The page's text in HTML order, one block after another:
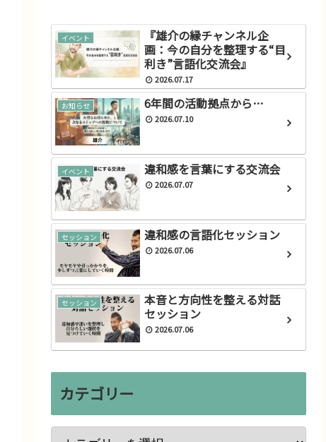
イベント
『雄介の縁チャンネル企
画：今の自分を整理する“目
利き”言語化交流会』
2026.07.17
お知らせ 6年間の活動拠点から…
2026.07.10
イベント 違和感を言葉にする交流会
2026.07.07
セッション 違和感の言語化セッション
2026.07.06
セッション
本音と方向性を整える対話
セッション
2026.07.06
カテゴリー